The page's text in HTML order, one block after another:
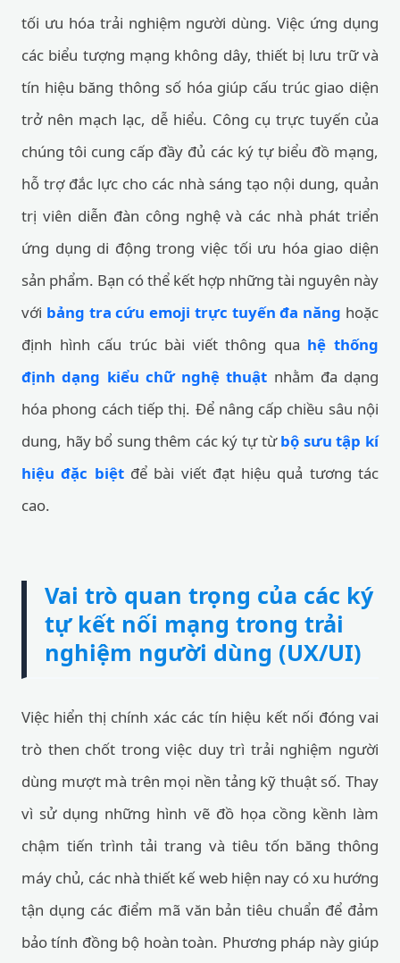
tối ưu hóa trải nghiệm người dùng. Việc ứng dụng
các biểu tượng mạng không dây, thiết bị lưu trữ và
tín hiệu băng thông số hóa giúp cấu trúc giao diện
trở nên mạch lạc, dễ hiểu. Công cụ trực tuyến của
chúng tôi cung cấp đầy đủ các ký tự biểu đồ mạng,
hỗ trợ đắc lực cho các nhà sáng tạo nội dung, quản
trị viên diễn đàn công nghệ và các nhà phát triển
ứng dụng di động trong việc tối ưu hóa giao diện
sản phẩm. Bạn có thể kết hợp những tài nguyên này
với bảng tra cứu emoji trực tuyến đa năng hoặc
định hình cấu trúc bài viết thông qua hệ thống
định dạng kiểu chữ nghệ thuật nhằm đa dạng
hóa phong cách tiếp thị. Để nâng cấp chiều sâu nội
dung, hãy bổ sung thêm các ký tự từbộ sưu tập kí
hiệu đặc biệtđể bài viết đạt hiệu quả tương tác
cao.
Vai trò quan trọng của các ký
tự kết nối mạng trong trải
nghiệm người dùng (UX/UI)
Việc hiển thị chính xác các tín hiệu kết nối đóng vai
trò then chốt trong việc duy trì trải nghiệm người
dùng mượt mà trên mọi nền tảng kỹ thuật số. Thay
vì sử dụng những hình vẽ đồ họa cồng kềnh làm
chậm tiến trình tải trang và tiêu tốn băng thông
máy chủ, các nhà thiết kế web hiện nay có xu hướng
tận dụng các điểm mã văn bản tiêu chuẩn để đảm
bảo tính đồng bộ hoàn toàn. Phương pháp này giúp